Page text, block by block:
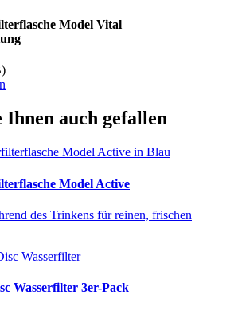
Model Vital
Ihnen auch gefallen
Model Active
des Trinkens für reinen, frischen
Wasserfilter 3er-Pack